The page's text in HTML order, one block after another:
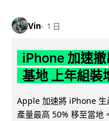
Vin 1 日
iPhone 加速
基地 上年組
Apple 加速將 iPhone 生
產量最高 50% 移至當地